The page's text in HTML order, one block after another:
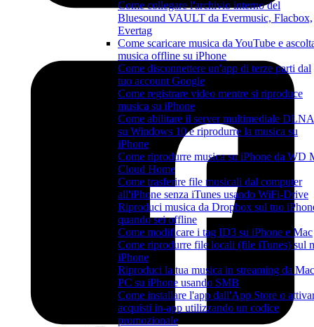
Come collegare l'archivio interno del
Bluesound VAULT da Evermusic, Flacbox,
Evertag
Come scaricare musica da YouTube e
musica offline su iPhone
Come disconnettere un'app di terze parti dal
tuo account Google
Come registrare video mentre si riproduce
musica su iPhone
Come abilitare il server multimediale DLNA
su Windows 10 e riprodurre la musica su
iPhone
Come riprodurre musica su iPhone da WD
Cloud Home
Come trasferire file musicali dal computer
all'iPhone senza iTunes usando WiFi-Drive
Riproduci musica da Dropbox sul tuo
quando sei offline
Come modificare i tag ID3 su iPhone e Mac
Come riprodurre file locali (file iTunes) sul
iPhone
Riproduci la tua musica in streaming da
PC su iPhone usando SMB
Come installare l'app dall'App Store o
acquisti in-app utilizzando un codice
promozionale